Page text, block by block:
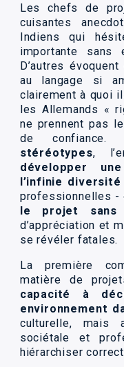
Les chefs de
cuisantes
Indiens qui
importante sans
D’autres
au langage si
clairement à quoi
les Allemands «
ne prennent pas
de confiance.
stéréotypes,
développer
l’infinie
professionnelles -
le projet
d’appréciation et
se révéler fatales.
La première
matière de
capacité à
environnement
culturelle, mais
sociétale et
hiérarchiser